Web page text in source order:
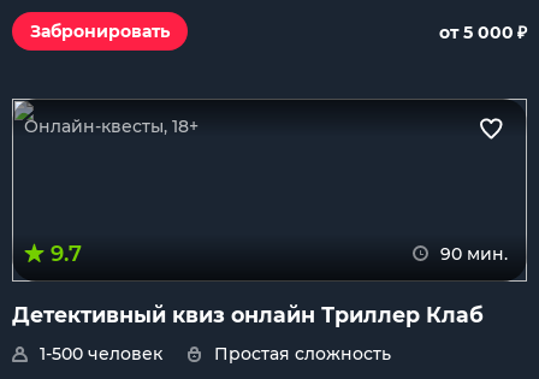
Забронировать
от 5 000 ₽
Онлайн-квесты, 18+
9.7 90 мин.
Детективный квиз онлайн Триллер Клаб
1-500 человек Простая сложность